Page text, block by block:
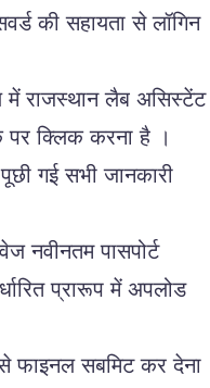
की सहायता से लॉगिन
में राजस्थान लैब असिस्टेंट
पर क्लिक करना है ।
गई सभी जानकारी
नवीनतम पासपोर्ट
प्रारूप में अपलोड
फाइनल सबमिट कर देना